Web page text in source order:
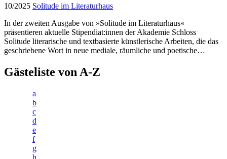
10/2025 Solitude im Literaturhaus
In der zweiten Ausgabe von »Solitude im Literaturhaus«
präsentieren aktuelle Stipendiat:innen der Akademie Schloss
Solitude literarische und textbasierte künstlerische Arbeiten, die das
geschriebene Wort in neue mediale, räumliche und poetische…
Gästeliste von A-Z
a
b
c
d
e
f
g
h